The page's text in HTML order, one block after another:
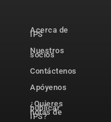
Acerca de
IPS
Nuestros
socios
Contáctenos
Apóyenos
¿Quieres
publicar
notas de
IPS?